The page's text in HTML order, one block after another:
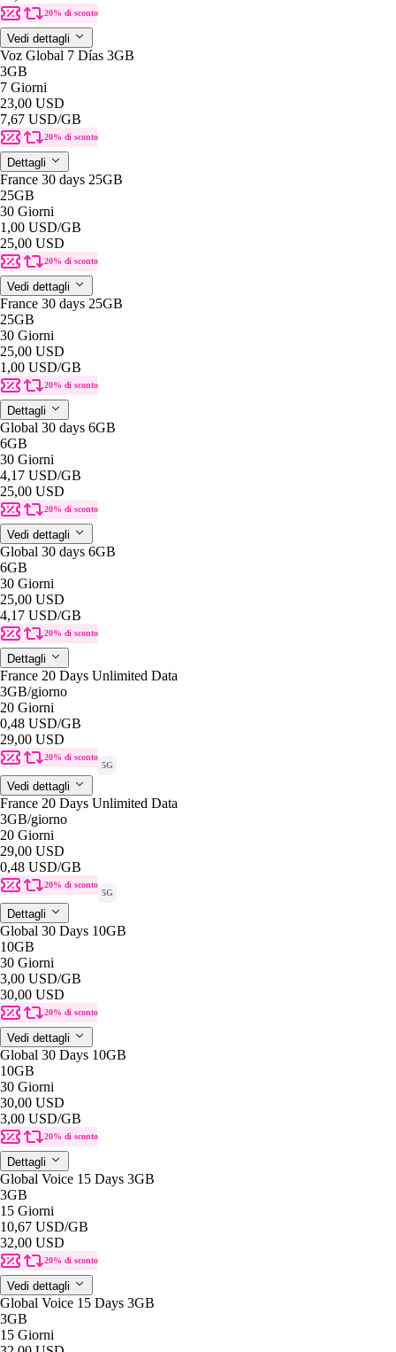
20% di sconto
Vedi dettagli
Voz Global 7 Días 3GB
3GB
7 Giorni
23,00 USD
7,67 USD/GB
20% di sconto
Dettagli
France 30 days 25GB
25GB
30 Giorni
1,00 USD/GB
25,00 USD
20% di sconto
Vedi dettagli
France 30 days 25GB
25GB
30 Giorni
25,00 USD
1,00 USD/GB
20% di sconto
Dettagli
Global 30 days 6GB
6GB
30 Giorni
4,17 USD/GB
25,00 USD
20% di sconto
Vedi dettagli
Global 30 days 6GB
6GB
30 Giorni
25,00 USD
4,17 USD/GB
20% di sconto
Dettagli
France 20 Days Unlimited Data
3GB/giorno
20 Giorni
0,48 USD/GB
29,00 USD
20% di sconto
5G
Vedi dettagli
France 20 Days Unlimited Data
3GB/giorno
20 Giorni
29,00 USD
0,48 USD/GB
20% di sconto
5G
Dettagli
Global 30 Days 10GB
10GB
30 Giorni
3,00 USD/GB
30,00 USD
20% di sconto
Vedi dettagli
Global 30 Days 10GB
10GB
30 Giorni
30,00 USD
3,00 USD/GB
20% di sconto
Dettagli
Global Voice 15 Days 3GB
3GB
15 Giorni
10,67 USD/GB
32,00 USD
20% di sconto
Vedi dettagli
Global Voice 15 Days 3GB
3GB
15 Giorni